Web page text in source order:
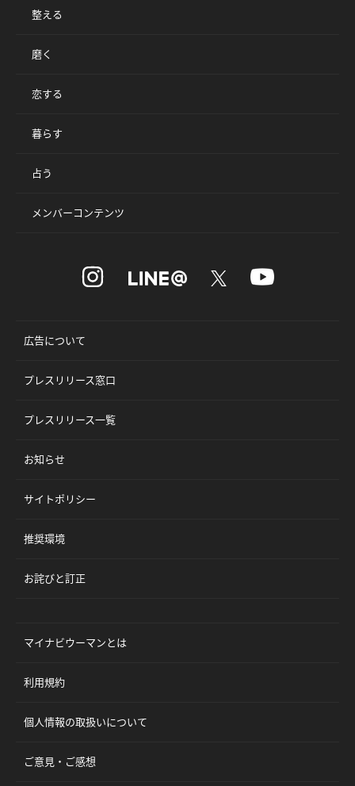
整える
磨く
恋する
暮らす
占う
メンバーコンテンツ
広告について
プレスリリース窓口
プレスリリース一覧
お知らせ
サイトポリシー
推奨環境
お詫びと訂正
マイナビウーマンとは
利用規約
個人情報の取扱いについて
ご意見・ご感想